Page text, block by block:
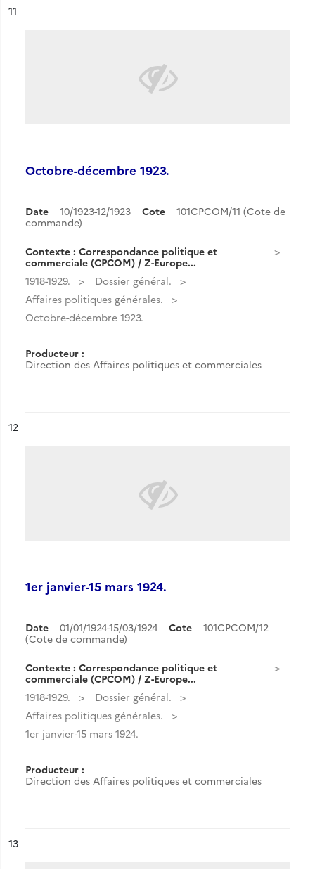
n°
11
Octobre-décembre 1923.
Date 10/1923-12/1923 Cote
101CPCOM/11 (Cote de
commande)
Contexte : Correspondance politique et
commerciale (CPCOM) / Z-Europe...
1918-1929.
Dossier général.
Affaires politiques générales.
Octobre-décembre 1923.
Producteur :
Direction des Affaires politiques et commerciales
n°
12
1er janvier-15 mars 1924.
Date 01/01/1924-15/03/1924 Cote
101CPCOM/12
(Cote de commande)
Contexte : Correspondance politique et
commerciale (CPCOM) / Z-Europe...
1918-1929.
Dossier général.
Affaires politiques générales.
1er janvier-15 mars 1924.
Producteur :
Direction des Affaires politiques et commerciales
n°
13